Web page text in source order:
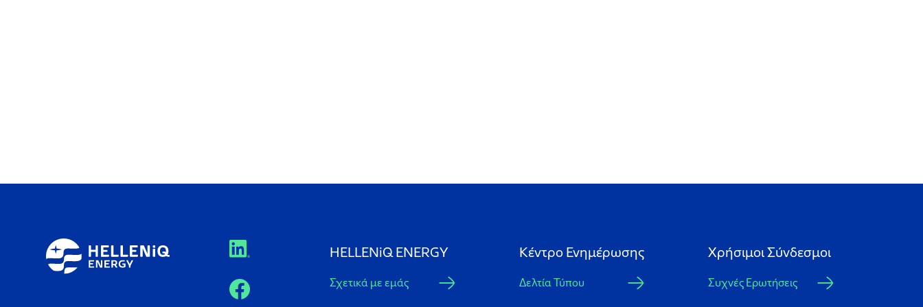
HELLENiQ ENERGY
Σχετικά με εμάς
Κέντρο Ενημέρωσης
Δελτία Τύπου
Xρήσιμοι Σύνδεσμοι
Συχνές Ερωτήσεις